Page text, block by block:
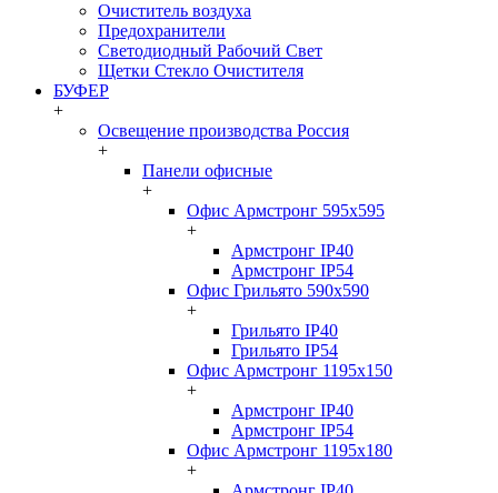
Очиститель воздуха
Предохранители
Светодиодный Рабочий Свет
Щетки Стекло Очистителя
БУФЕР
+
Освещение производства Россия
+
Панели офисные
+
Офис Армстронг 595x595
+
Армстронг IP40
Армстронг IP54
Офис Грильято 590x590
+
Грильято IP40
Грильято IP54
Офис Армстронг 1195x150
+
Армстронг IP40
Армстронг IP54
Офис Армстронг 1195x180
+